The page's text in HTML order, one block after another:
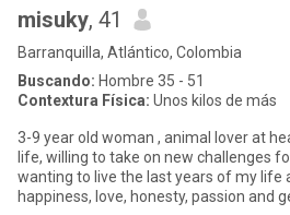
misuky, 41
Barranquilla, Atlántico, Colombia
Buscando: Hombre 35 - 51
Contextura Física: Unos kilos de más
3-9 year old woman , animal lover at
life, willing to take on new challenges
wanting to live the last years of my life
happiness, love, honesty, passion and